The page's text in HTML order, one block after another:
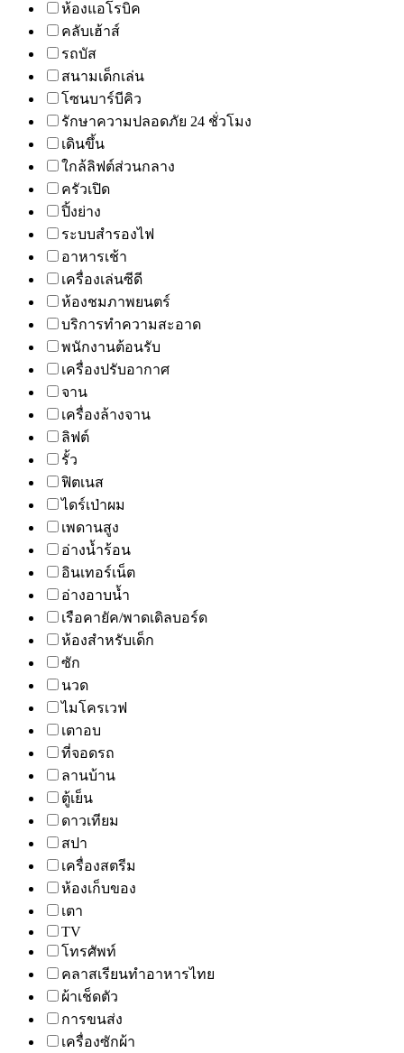
ห้องแอโรบิค
คลับเฮ้าส์
รถบัส
สนามเด็กเล่น
โซนบาร์บีคิว
รักษาความปลอดภัย 24 ชั่วโมง
เดินขึ้น
ใกล้ลิฟต์ส่วนกลาง
ครัวเปิด
ปิ้งย่าง
ระบบสำรองไฟ
อาหารเช้า
เครื่องเล่นซีดี
ห้องชมภาพยนตร์
บริการทำความสะอาด
พนักงานต้อนรับ
เครื่องปรับอากาศ
จาน
เครื่องล้างจาน
ลิฟต์
รั้ว
ฟิตเนส
ไดร์เป่าผม
เพดานสูง
อ่างน้ำร้อน
อินเทอร์เน็ต
อ่างอาบน้ำ
เรือคายัค/พาดเดิลบอร์ด
ห้องสำหรับเด็ก
ซัก
นวด
ไมโครเวฟ
เตาอบ
ที่จอดรถ
ลานบ้าน
ตู้เย็น
ดาวเทียม
สปา
เครื่องสตรีม
ห้องเก็บของ
เตา
TV
โทรศัพท์
คลาสเรียนทำอาหารไทย
ผ้าเช็ดตัว
การขนส่ง
เครื่องซักผ้า